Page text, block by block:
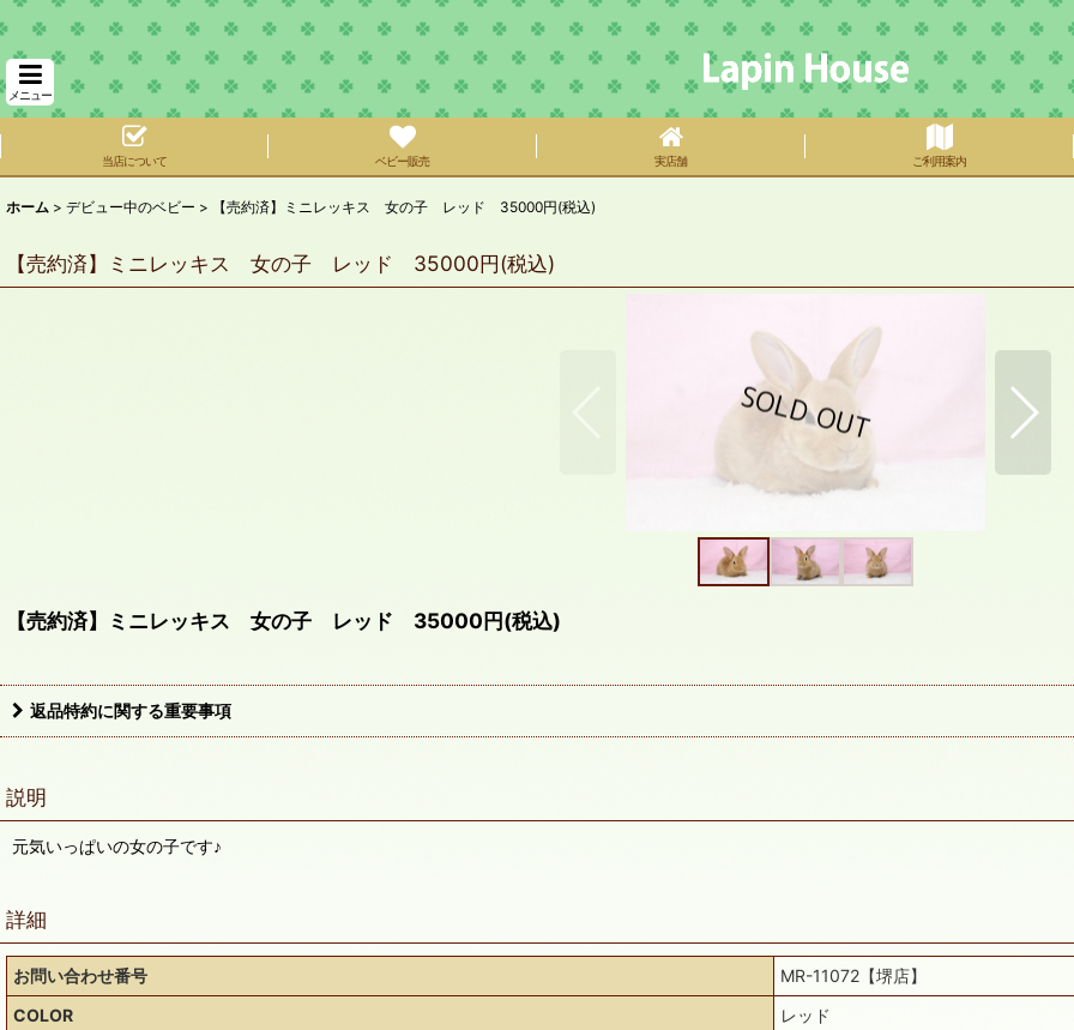
メニュー
当店について ベビー販売 実店舗 ご利用案内
ホーム > デビュー中のベビー > 【売約済】ミニレッキス 女の子 レッド 35000円(税込)
【売約済】ミニレッキス 女の子 レッド 35000円(税込)
【売約済】ミニレッキス 女の子 レッド 35000円(税込)
返品特約に関する重要事項
説明
元気いっぱいの女の子です♪
詳細
お問い合わせ番号
MR-11072【堺店】
COLOR
レッド